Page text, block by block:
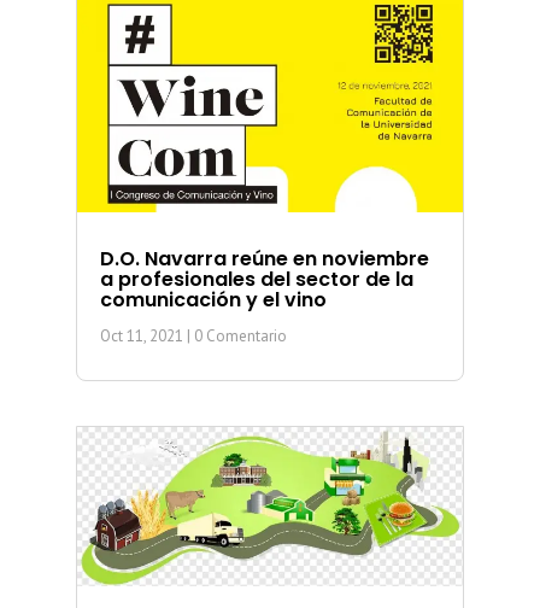
D.O. Navarra reúne en noviembre
a profesionales del sector de la
comunicación y el vino
Oct 11, 2021 | 0 Comentario